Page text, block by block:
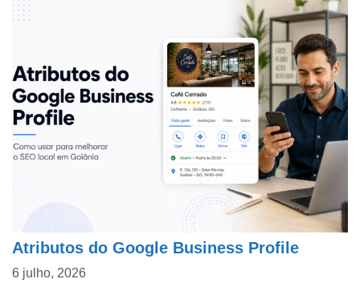
Atributos do Google Business Profile
6 julho, 2026